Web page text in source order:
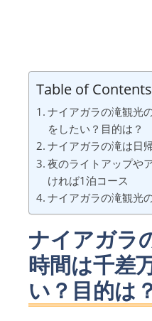
Table of Contents
ナイアガラの滝観光
をしたい？目的は？
ナイアガラの滝は日
夜のライトアップや
ければ1泊コース
ナイアガラの滝観光
ナイアガラ
時間は千差
い？目的は